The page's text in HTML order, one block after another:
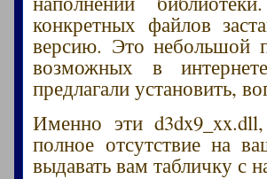
конкретных файлов
версию. Это небольшой
возможных в
предлагали установить,
Именно эти
полное отсутствие на
выдавать вам табличку с